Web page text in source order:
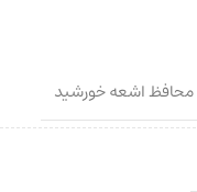
محافظ اشعه خورشید